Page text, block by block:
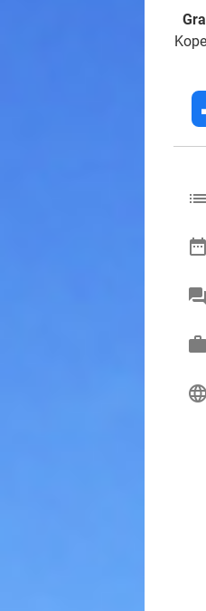
list
date_range
chat
work
language